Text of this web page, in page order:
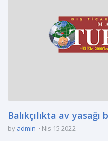
Balıkçılıkta av yasağı
by admin Nis 15 2022